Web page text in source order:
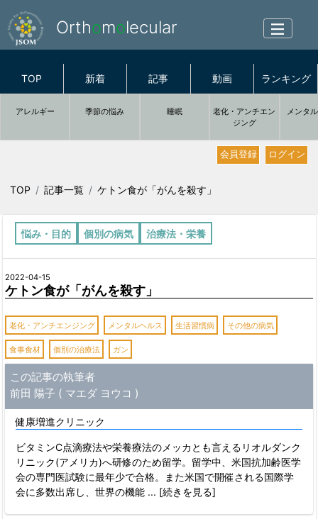
Orthomolecular
TOP 新着 記事 動画 ランキング
アレルギー 季節の悩み 睡眠
老化・アンチエン
ジング
メンタ
ログイン
会員登録
TOP 記事一覧 ケトン食が「がんを殺す」
悩み・目的 個別の病気 治療法・栄養
2022-04-15
ケトン食が「がんを殺す」
老化・アンチエンジング メンタルヘルス 生活習慣病 その他の病気
食事食材 個別の治療法 ガン
この記事の執筆者
前田 陽子 ( マエダ ヨウコ )
健康増進クリニック
ビタミンC点滴療法や栄養療法のメッカとも言えるリオルダンク
リニック(アメリカ)へ研修のため留学。留学中、米国抗加齢医学
会の専門医試験に最年少で合格。また米国で開催される国際学
会に多数出席し、世界の機能 ... [続きを見る]